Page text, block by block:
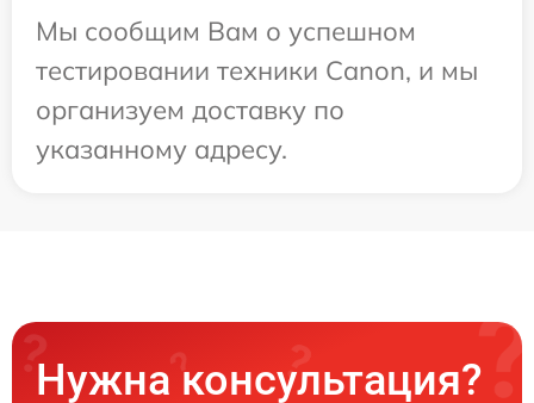
Мы сообщим Вам о успешном
тестировании техники Canon, и мы
организуем доставку по
указанному адресу.
Нужна консультация?